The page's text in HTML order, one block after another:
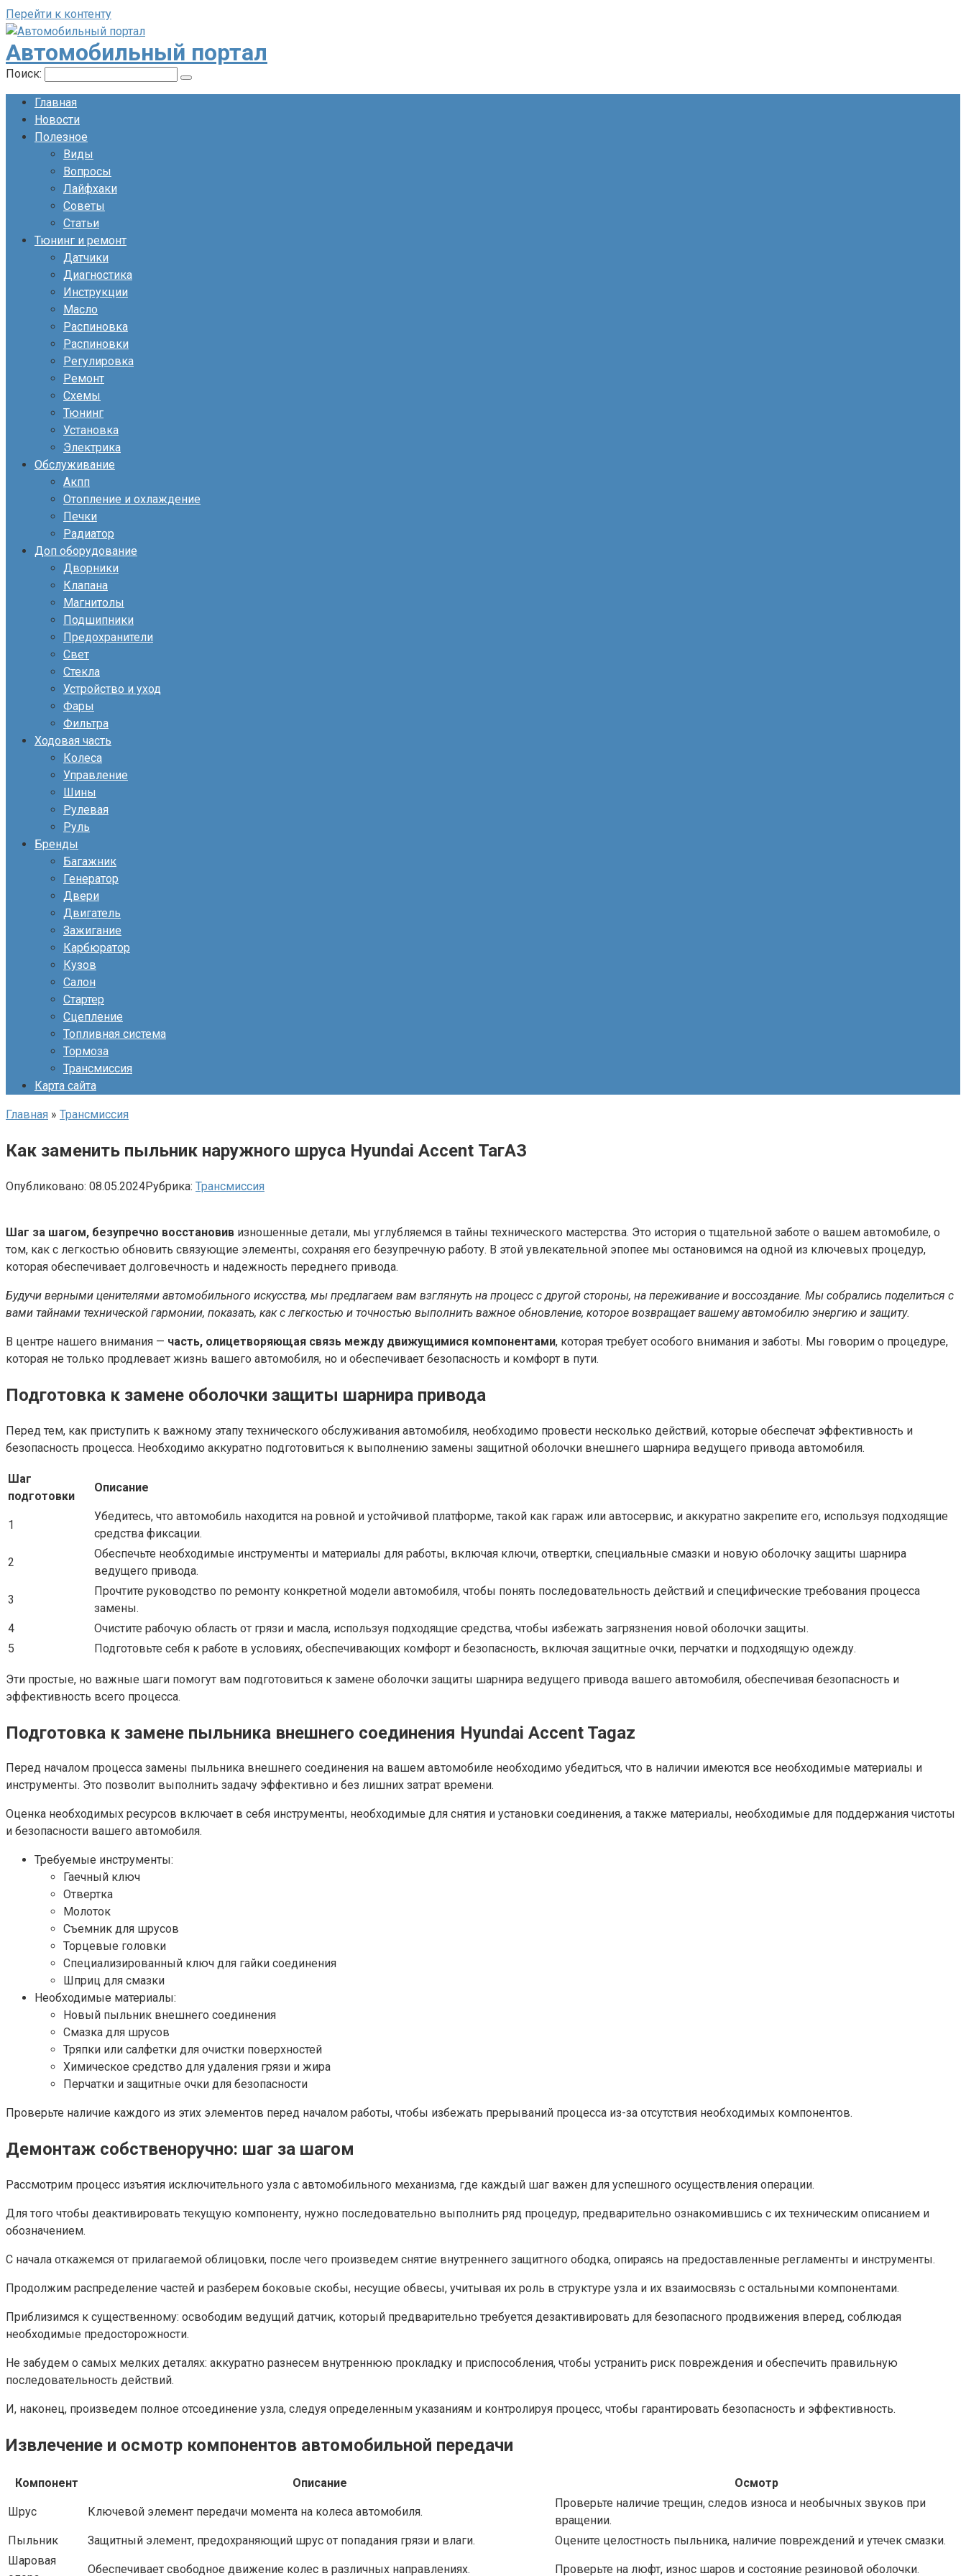
Перейти к контенту
Автомобильный портал
Поиск:
Главная
Новости
Полезное
Виды
Вопросы
Лайфхаки
Советы
Статьи
Тюнинг и ремонт
Датчики
Диагностика
Инструкции
Масло
Распиновка
Распиновки
Регулировка
Ремонт
Схемы
Тюнинг
Установка
Электрика
Обслуживание
Акпп
Отопление и охлаждение
Печки
Радиатор
Доп оборудование
Дворники
Клапана
Магнитолы
Подшипники
Предохранители
Свет
Стекла
Устройство и уход
Фары
Фильтра
Ходовая часть
Колеса
Управление
Шины
Рулевая
Руль
Бренды
Багажник
Генератор
Двери
Двигатель
Зажигание
Карбюратор
Кузов
Салон
Стартер
Сцепление
Топливная система
Тормоза
Трансмиссия
Карта сайта
Главная » Трансмиссия
Как заменить пыльник наружного шруса Hyundai Accent ТагАЗ
Опубликовано: 08.05.2024Рубрика: Трансмиссия
Шаг за шагом, безупречно восстановив изношенные детали, мы углубляемся в тайны технического мастерства. Это история о тщательной заботе о вашем автомобиле, о
том, как с легкостью обновить связующие элементы, сохраняя его безупречную работу. В этой увлекательной эпопее мы остановимся на одной из ключевых процедур,
которая обеспечивает долговечность и надежность переднего привода.
Будучи верными ценителями автомобильного искусства, мы предлагаем вам взглянуть на процесс с другой стороны, на переживание и воссоздание. Мы собрались поделиться с
вами тайнами технической гармонии, показать, как с легкостью и точностью выполнить важное обновление, которое возвращает вашему автомобилю энергию и защиту.
В центре нашего внимания — часть, олицетворяющая связь между движущимися компонентами, которая требует особого внимания и заботы. Мы говорим о процедуре,
которая не только продлевает жизнь вашего автомобиля, но и обеспечивает безопасность и комфорт в пути.
Подготовка к замене оболочки защиты шарнира привода
Перед тем, как приступить к важному этапу технического обслуживания автомобиля, необходимо провести несколько действий, которые обеспечат эффективность и
безопасность процесса. Необходимо аккуратно подготовиться к выполнению замены защитной оболочки внешнего шарнира ведущего привода автомобиля.
Шаг
подготовки
Описание
1
Убедитесь, что автомобиль находится на ровной и устойчивой платформе, такой как гараж или автосервис, и аккуратно закрепите его, используя подходящие
средства фиксации.
2
Обеспечьте необходимые инструменты и материалы для работы, включая ключи, отвертки, специальные смазки и новую оболочку защиты шарнира
ведущего привода.
3
Прочтите руководство по ремонту конкретной модели автомобиля, чтобы понять последовательность действий и специфические требования процесса
замены.
4
Очистите рабочую область от грязи и масла, используя подходящие средства, чтобы избежать загрязнения новой оболочки защиты.
5
Подготовьте себя к работе в условиях, обеспечивающих комфорт и безопасность, включая защитные очки, перчатки и подходящую одежду.
Эти простые, но важные шаги помогут вам подготовиться к замене оболочки защиты шарнира ведущего привода вашего автомобиля, обеспечивая безопасность и
эффективность всего процесса.
Подготовка к замене пыльника внешнего соединения Hyundai Accent Tagaz
Перед началом процесса замены пыльника внешнего соединения на вашем автомобиле необходимо убедиться, что в наличии имеются все необходимые материалы и
инструменты. Это позволит выполнить задачу эффективно и без лишних затрат времени.
Оценка необходимых ресурсов включает в себя инструменты, необходимые для снятия и установки соединения, а также материалы, необходимые для поддержания чистоты
и безопасности вашего автомобиля.
Требуемые инструменты:
Гаечный ключ
Отвертка
Молоток
Съемник для шрусов
Торцевые головки
Специализированный ключ для гайки соединения
Шприц для смазки
Необходимые материалы:
Новый пыльник внешнего соединения
Смазка для шрусов
Тряпки или салфетки для очистки поверхностей
Химическое средство для удаления грязи и жира
Перчатки и защитные очки для безопасности
Проверьте наличие каждого из этих элементов перед началом работы, чтобы избежать прерываний процесса из-за отсутствия необходимых компонентов.
Демонтаж собственоручно: шаг за шагом
Рассмотрим процесс изъятия исключительного узла с автомобильного механизма, где каждый шаг важен для успешного осуществления операции.
Для того чтобы деактивировать текущую компоненту, нужно последовательно выполнить ряд процедур, предварительно ознакомившись с их техническим описанием и
обозначением.
С начала откажемся от прилагаемой облицовки, после чего произведем снятие внутреннего защитного ободка, опираясь на предоставленные регламенты и инструменты.
Продолжим распределение частей и разберем боковые скобы, несущие обвесы, учитывая их роль в структуре узла и их взаимосвязь с остальными компонентами.
Приблизимся к существенному: освободим ведущий датчик, который предварительно требуется дезактивировать для безопасного продвижения вперед, соблюдая
необходимые предосторожности.
Не забудем о самых мелких деталях: аккуратно разнесем внутреннюю прокладку и приспособления, чтобы устранить риск повреждения и обеспечить правильную
последовательность действий.
И, наконец, произведем полное отсоединение узла, следуя определенным указаниям и контролируя процесс, чтобы гарантировать безопасность и эффективность.
Извлечение и осмотр компонентов автомобильной передачи
Компонент Описание Осмотр
Шрус Ключевой элемент передачи момента на колеса автомобиля.
Проверьте наличие трещин, следов износа и необычных звуков при
вращении.
Пыльник
Защитный элемент, предохраняющий шрус от попадания грязи и влаги.
Оцените целостность пыльника, наличие повреждений и утечек смазки.
Шаровая
Обеспечивает свободное движение колес в различных направлениях. Проверьте на люфт, износ шаров и состояние резиновой оболочки.